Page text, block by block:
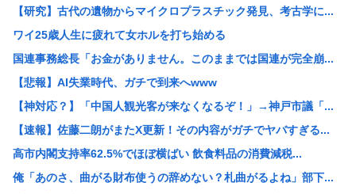
【研究】古代の遺物からマイクロプラスチック発見、考古学に...
ワイ25歳人生に疲れて女ホルを打ち始める
国連事務総長「お金がありません。このままでは国連が完全崩...
【悲報】AI失業時代、ガチで到来へwww
【神対応？】「中国人観光客が来なくなるぞ！」→神戸市議「...
【速報】佐藤二朗がまたX更新！その内容がガチでヤバすぎる...
高市内閣支持率62.5%でほぼ横ばい 飲食料品の消費減税...
俺「あのさ、曲がる財布使うの辞めない？札曲がるよね」部下...